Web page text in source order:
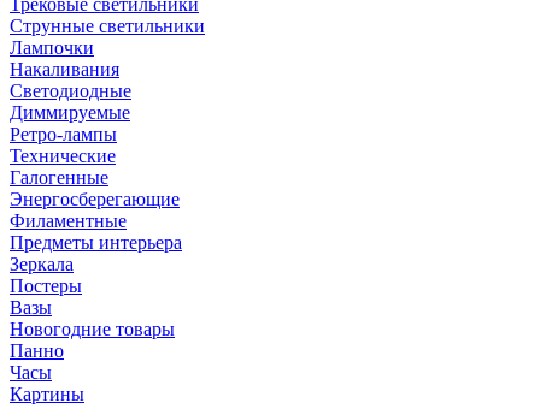
Трековые светильники
Струнные светильники
Лампочки
Накаливания
Светодиодные
Диммируемые
Ретро-лампы
Технические
Галогенные
Энергосберегающие
Филаментные
Предметы интерьера
Зеркала
Постеры
Вазы
Новогодние товары
Панно
Часы
Картины